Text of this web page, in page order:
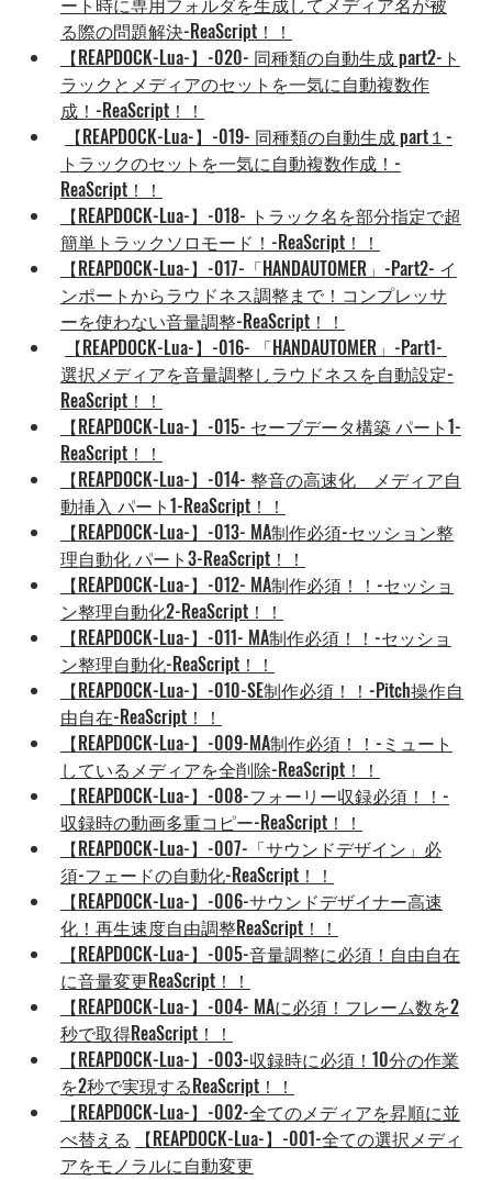
る際の問題解決-ReaScript！！
【REAPDOCK-Lua-】-020- 同種類の自動生成 part2-ト
ラックとメディアのセットを一気に自動複数作
成！-ReaScript！！
【REAPDOCK-Lua-】-019- 同種類の自動生成 part１-
トラックのセットを一気に自動複数作成！-
ReaScript！！
【REAPDOCK-Lua-】-018- トラック名を部分指定で超
簡単トラックソロモード！-ReaScript！！
【REAPDOCK-Lua-】-017-「HANDAUTOMER」-Part2- イ
ンポートからラウドネス調整まで！コンプレッサ
ーを使わない音量調整-ReaScript！！
【REAPDOCK-Lua-】-016- 「HANDAUTOMER」-Part1-
選択メディアを音量調整しラウドネスを自動設定-
ReaScript！！
【REAPDOCK-Lua-】-015- セーブデータ構築 パート1-
ReaScript！！
【REAPDOCK-Lua-】-014- 整音の高速化　メディア自
動挿入 パート1-ReaScript！！
【REAPDOCK-Lua-】-013- MA制作必須-セッション整
理自動化 パート3-ReaScript！！
【REAPDOCK-Lua-】-012- MA制作必須！！-セッショ
ン整理自動化2-ReaScript！！
【REAPDOCK-Lua-】-011- MA制作必須！！-セッショ
ン整理自動化-ReaScript！！
【REAPDOCK-Lua-】-010-SE制作必須！！-Pitch操作自
由自在-ReaScript！！
【REAPDOCK-Lua-】-009-MA制作必須！！-ミュート
しているメディアを全削除-ReaScript！！
【REAPDOCK-Lua-】-008-フォーリー収録必須！！-
収録時の動画多重コピー-ReaScript！！
【REAPDOCK-Lua-】-007-「サウンドデザイン」必
須-フェードの自動化-ReaScript！！
【REAPDOCK-Lua-】-006-サウンドデザイナー高速
化！再生速度自由調整ReaScript！！
【REAPDOCK-Lua-】-005-音量調整に必須！自由自在
に音量変更ReaScript！！
【REAPDOCK-Lua-】-004- MAに必須！フレーム数を2
秒で取得ReaScript！！
【REAPDOCK-Lua-】-003-収録時に必須！10分の作業
を2秒で実現するReaScript！！
【REAPDOCK-Lua-】-002-全てのメディアを昇順に並
べ替える
【REAPDOCK-Lua-】-001-全ての選択メディ
アをモノラルに自動変更